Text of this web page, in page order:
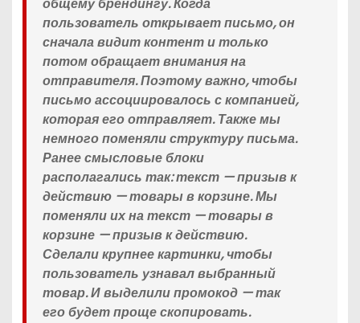
общему брендингу. Когда
пользователь открывает письмо, он
сначала видит контент и только
потом обращает внимания на
отправителя. Поэтому важно, чтобы
письмо ассоциировалось с компанией,
которая его отправляет. Также мы
немного поменяли структуру письма.
Ранее смысловые блоки
располагались так: текст — призыв к
действию — товары в корзине. Мы
поменяли их на текст — товары в
корзине — призыв к действию.
Сделали крупнее картинки, чтобы
пользователь узнавал выбранный
товар. И выделили промокод — так
его будет проще скопировать.